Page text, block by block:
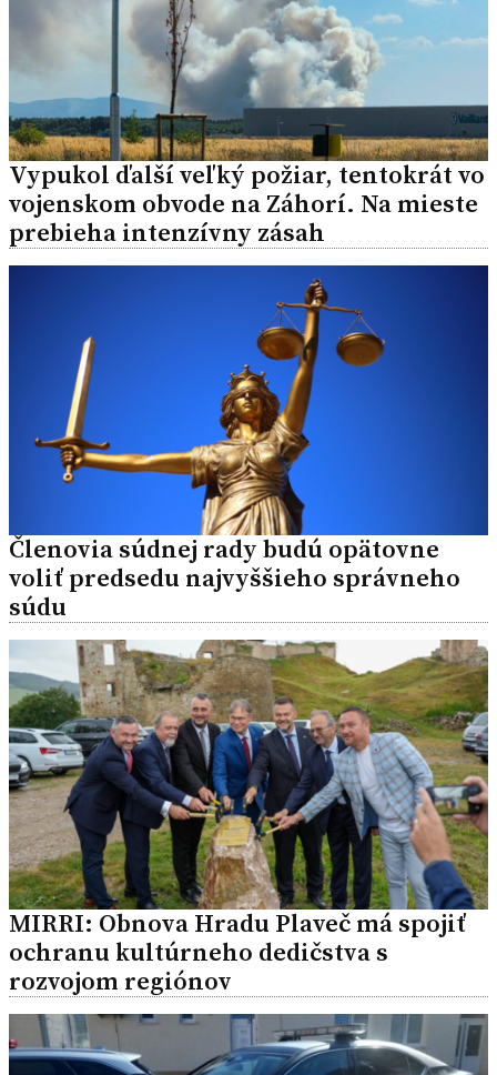
Vypukol ďalší veľký požiar, tentokrát vo
vojenskom obvode na Záhorí. Na mieste
prebieha intenzívny zásah
Členovia súdnej rady budú opätovne
voliť predsedu najvyššieho správneho
súdu
MIRRI: Obnova Hradu Plaveč má spojiť
ochranu kultúrneho dedičstva s
rozvojom regiónov